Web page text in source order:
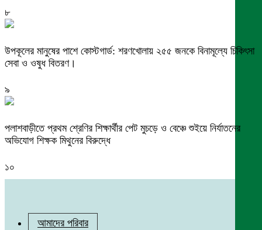
৮
উপকূলের মানুষের পাশে কোস্টগার্ড: শরণখোলায় ২৫৫ জনকে বিনামূল্যে চিকিৎসা
সেবা ও ওষুধ বিতরণ।
৯
পলাশবাড়ীতে প্রথম শ্রেণির শিক্ষার্থীর পেট মুচড়ে ও বেঞ্চে শুইয়ে নির্যাতনের
অভিযোগ শিক্ষক মিথুনের বিরুদ্ধে
১০
আমাদের পরিবার